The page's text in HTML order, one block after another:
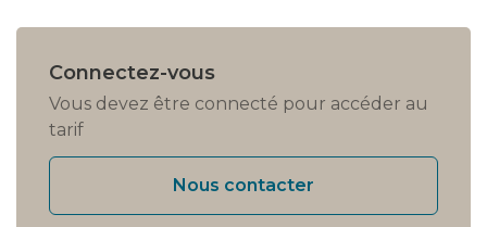
Connectez-vous
Vous devez être connecté pour accéder au
tarif
Nous contacter